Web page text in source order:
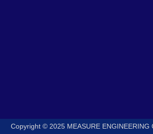
Copyright © 2025 MEASURE ENGINEERING